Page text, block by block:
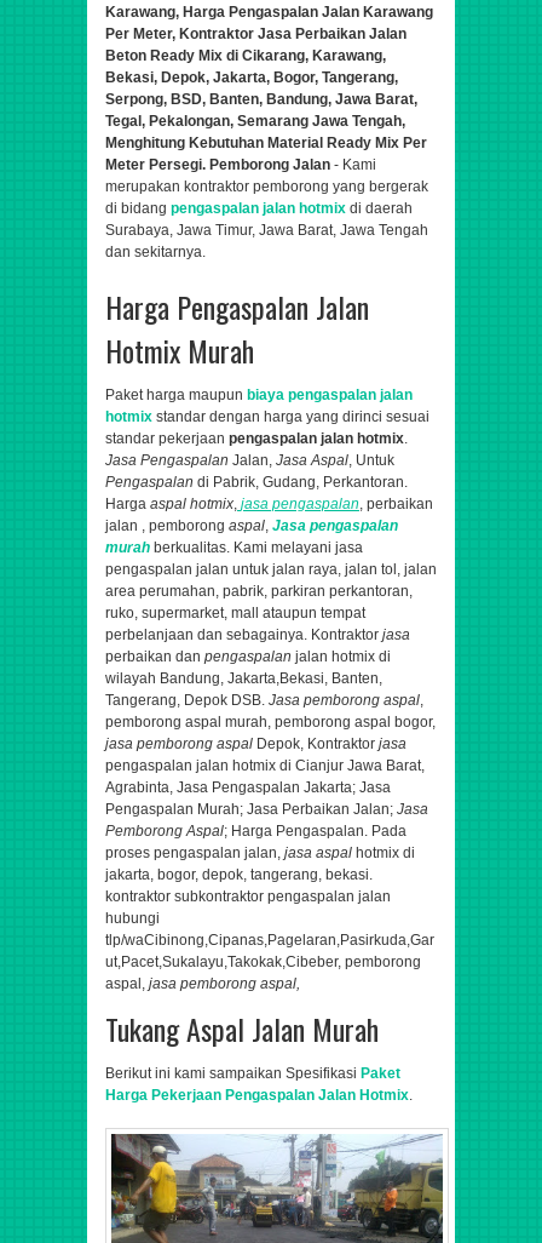
Karawang, Harga Pengaspalan Jalan Karawang
Per Meter, Kontraktor Jasa Perbaikan Jalan
Beton Ready Mix di Cikarang, Karawang,
Bekasi, Depok, Jakarta, Bogor, Tangerang,
Serpong, BSD, Banten, Bandung, Jawa Barat,
Tegal, Pekalongan, Semarang Jawa Tengah,
Menghitung Kebutuhan Material Ready Mix Per
Meter Persegi. Pemborong Jalan - Kami
merupakan kontraktor pemborong yang bergerak
di bidang pengaspalan jalan hotmix di daerah
Surabaya, Jawa Timur, Jawa Barat, Jawa Tengah
dan sekitarnya.
Harga Pengaspalan Jalan
Hotmix Murah
Paket harga maupun biaya pengaspalan jalan
hotmix standar dengan harga yang dirinci sesuai
standar pekerjaan pengaspalan jalan hotmix.
Jasa Pengaspalan Jalan, Jasa Aspal, Untuk
Pengaspalan di Pabrik, Gudang, Perkantoran.
Harga aspal hotmix, jasa pengaspalan, perbaikan
jalan , pemborong aspal, Jasa pengaspalan
murah berkualitas. Kami melayani jasa
pengaspalan jalan untuk jalan raya, jalan tol, jalan
area perumahan, pabrik, parkiran perkantoran,
ruko, supermarket, mall ataupun tempat
perbelanjaan dan sebagainya. Kontraktor jasa
perbaikan dan pengaspalan jalan hotmix di
wilayah Bandung, Jakarta,Bekasi, Banten,
Tangerang, Depok DSB. Jasa pemborong aspal,
pemborong aspal murah, pemborong aspal bogor,
jasa pemborong aspal Depok, Kontraktor jasa
pengaspalan jalan hotmix di Cianjur Jawa Barat,
Agrabinta, Jasa Pengaspalan Jakarta; Jasa
Pengaspalan Murah; Jasa Perbaikan Jalan; Jasa
Pemborong Aspal; Harga Pengaspalan. Pada
proses pengaspalan jalan, jasa aspal hotmix di
jakarta, bogor, depok, tangerang, bekasi.
kontraktor subkontraktor pengaspalan jalan
hubungi
tlp/waCibinong,Cipanas,Pagelaran,Pasirkuda,Gar
ut,Pacet,Sukalayu,Takokak,Cibeber​, pemborong
aspal, jasa pemborong aspal,
Tukang Aspal Jalan Murah
Berikut ini kami sampaikan Spesifikasi Paket
Harga Pekerjaan Pengaspalan Jalan Hotmix.